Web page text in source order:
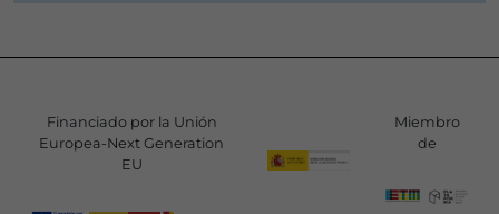
Financiado por la Unión
Europea-Next Generation
EU
Miembro
de